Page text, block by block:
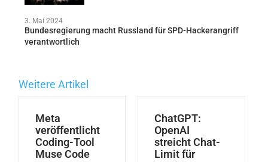
3. Mai 2024
Bundesregierung macht Russland für SPD-Hackerangriff
verantwortlich
Weitere Artikel
Meta
veröffentlicht
Coding-Tool
Muse Code
ChatGPT:
OpenAI
streicht Chat-
Limit für